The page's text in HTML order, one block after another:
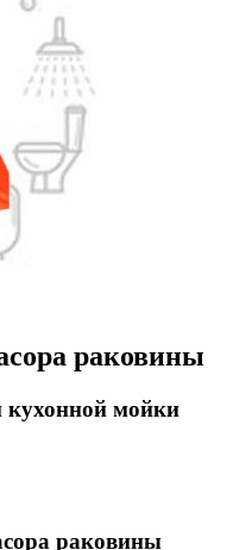
раковины
мойки
раковины